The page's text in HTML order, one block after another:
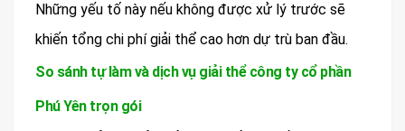
Những yếu tố này nếu không được xử lý trước sẽ
khiến tổng chi phí giải thể cao hơn dự trù ban đầu.
So sánh tự làm và dịch vụ giải thể công ty cổ phần
Phú Yên trọn gói